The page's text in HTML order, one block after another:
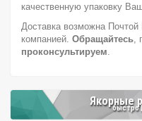
Город: Краснодар
Город:
Город: Барнаул
Город:
качественную упаковку
Доставка возможна
компанией. Обращайтесь,
проконсультируем.
Якорные
быстро |